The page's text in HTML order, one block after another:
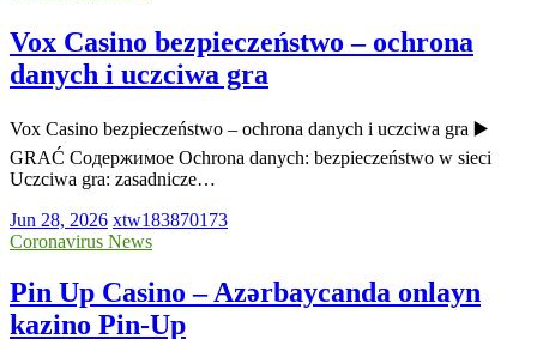
Vox Casino bezpieczeństwo – ochrona
danych i uczciwa gra
Vox Casino bezpieczeństwo – ochrona danych i uczciwa gra ▶️
GRAĆ Содержимое Ochrona danych: bezpieczeństwo w sieci
Uczciwa gra: zasadnicze…
Jun 28, 2026 xtw183870173
Coronavirus News
Pin Up Casino – Azərbaycanda onlayn
kazino Pin-Up